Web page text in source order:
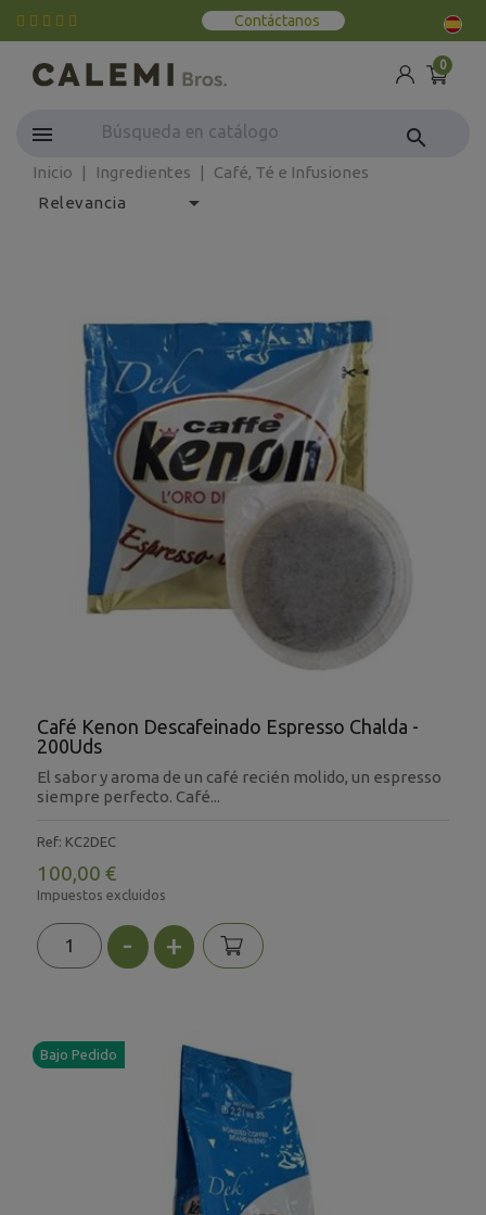
Contáctanos
0
search
Inicio Ingredientes
Café, Té e Infusiones
Relevancia

Café Kenon Descafeinado Espresso Chalda -
200Uds
El sabor y aroma de un café recién molido, un espresso
siempre perfecto. Café...
Ref: KC2DEC
100,00 €
Impuestos excluidos
- +
Bajo Pedido